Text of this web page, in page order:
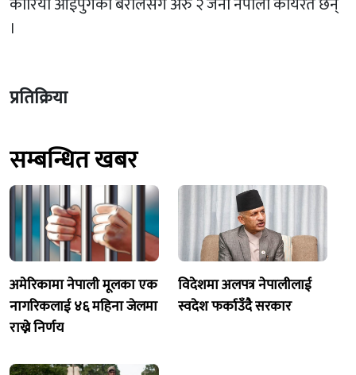
।
प्रतिक्रिया
सम्बन्धित खबर
अमेरिकामा नेपाली मूलका एक
नागरिकलाई ४६ महिना जेलमा
राख्ने निर्णय
विदेशमा अलपत्र नेपालीलाई
स्वदेश फर्काउँदै सरकार